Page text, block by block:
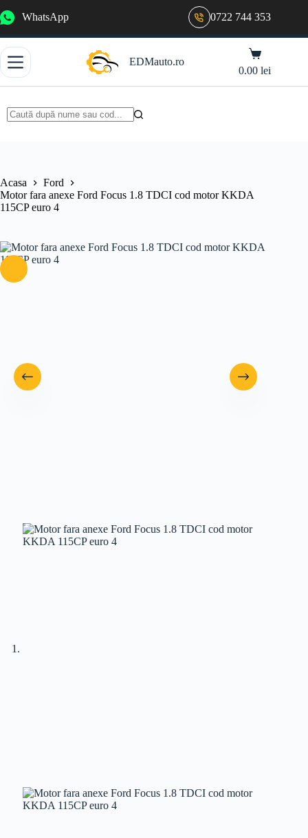
la
WhatsApp 0722 744 353
EDMauto.ro
Coș
de
cumpărături
0.00lei
Acasa
Ford
Motor fara anexe Ford Focus 1.8 TDCI cod motor KKDA
115CP euro 4